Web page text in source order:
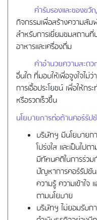
ค่ารับรองและของขวั
กิจกรรมเพื่อสร้างความสั
สำหรับการเยี่ยมชมสถาน
อาหารและเครื่องดื่ม
ค่าอำนวยความสะดว
อื่นใด ที่มอบให้เพื่อจูงใจไม่
การเอื้อประโยชน์ เพื่อให้ก
หรือรวดเร็วขึ้น
นโยบายการต่อต้านคอร์รัป
บริษัทฯ มีนโยบายก
โปร่งใส และเป็นไป
มีทัศนคติในการร่ว
ปัญหาการคอร์รัปชั
ความรู้ ความเข้าใจ
ตามนโยบาย
บริษัทฯ ไม่ยอมรับก